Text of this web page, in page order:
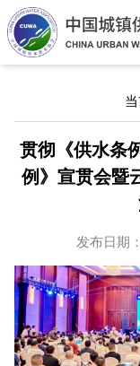
贯彻《供水条
例》宣贯会暨
发布日期：